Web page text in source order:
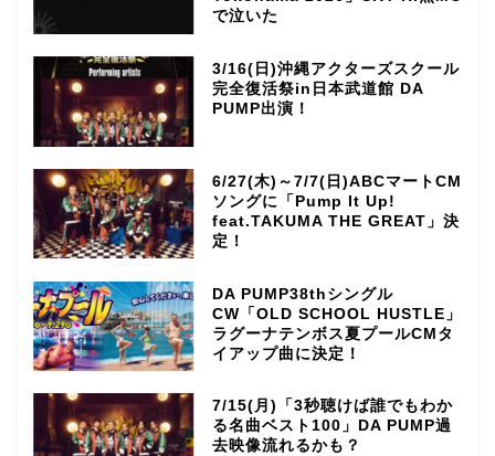
で泣いた
3/16(日)沖縄アクターズスクール
完全復活祭in日本武道館 DA
PUMP出演！
6/27(木)～7/7(日)ABCマートCM
ソングに「Pump It Up!
feat.TAKUMA THE GREAT」決
定！
DA PUMP38thシングル
CW「OLD SCHOOL HUSTLE」
ラグーナテンボス夏プールCMタ
イアップ曲に決定！
7/15(月)「3秒聴けば誰でもわか
る名曲ベスト100」DA PUMP過
去映像流れるかも？